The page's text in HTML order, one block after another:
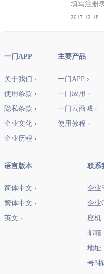
填写注册
2017-12-18
一门APP
关于我们 ›
使用条款 ›
隐私条款 ›
企业文化 ›
企业历程 ›
主要产品
一门APP ›
一门应用 ›
一门云商城 ›
使用教程 ›
语言版本
简体中文 ›
繁体中文 ›
英文 ›
联系
企业
企业
座机
邮箱
地址
号3